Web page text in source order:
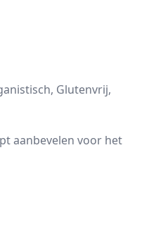
Glutenvrij,
aanbevelen voor het